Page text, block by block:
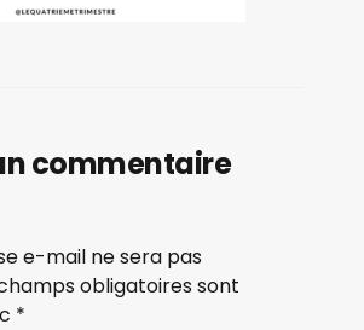
commentaire
e-mail ne sera pas
obligatoires sont
*